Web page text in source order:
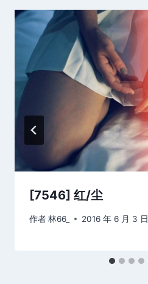
[7546] 红/尘
作者林66_ 2016 年 6 月 3 日